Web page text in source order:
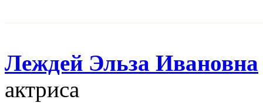
Леждей Эльза Ивановна
актриса